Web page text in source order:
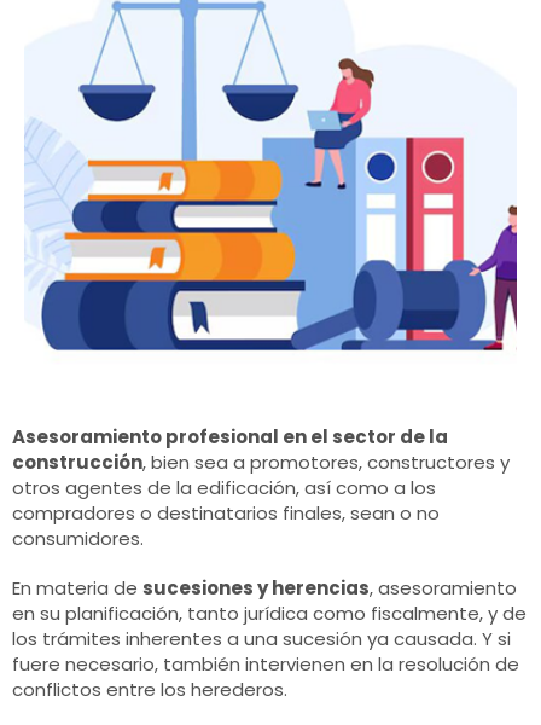
Asesoramiento profesional en el sector de la
construcción, bien sea a promotores, constructores y
otros agentes de la edificación, así como a los
compradores o destinatarios finales, sean o no
consumidores.
En materia de sucesiones y herencias, asesoramiento
en su planificación, tanto jurídica como fiscalmente, y de
los trámites inherentes a una sucesión ya causada. Y si
fuere necesario, también intervienen en la resolución de
conflictos entre los herederos.